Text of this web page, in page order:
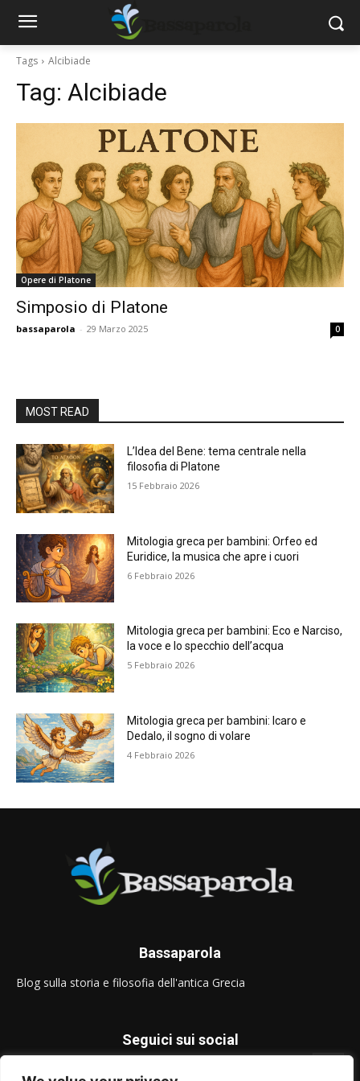
Tags Alcibiade
Tag: Alcibiade
Opere di Platone
Simposio di Platone
bassaparola - 29 Marzo 2025 0
MOST READ
L’Idea del Bene: tema centrale nella
filosofia di Platone
15 Febbraio 2026
Mitologia greca per bambini: Orfeo ed
Euridice, la musica che apre i cuori
6 Febbraio 2026
Mitologia greca per bambini: Eco e Narciso,
la voce e lo specchio dell’acqua
5 Febbraio 2026
Mitologia greca per bambini: Icaro e
Dedalo, il sogno di volare
4 Febbraio 2026
Bassaparola
Blog sulla storia e filosofia dell'antica Grecia
Seguici sui social